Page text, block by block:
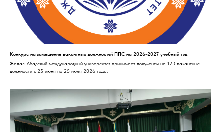
Конкурс на замещение вакантных должностей ППС на 2026–2027 учебный год
Жалал-Абадский международный университет принимает документы на 123 вакантные
должности с 25 июня по 25 июля 2026 года.